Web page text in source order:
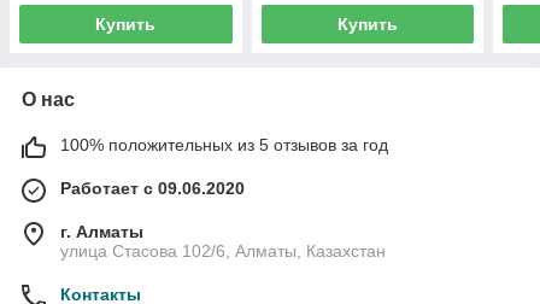
Купить Купить
О нас
100% положительных из 5 отзывов за год
Работает с 09.06.2020
г. Алматы
улица Стасова 102/6, Алматы, Казахстан
Контакты